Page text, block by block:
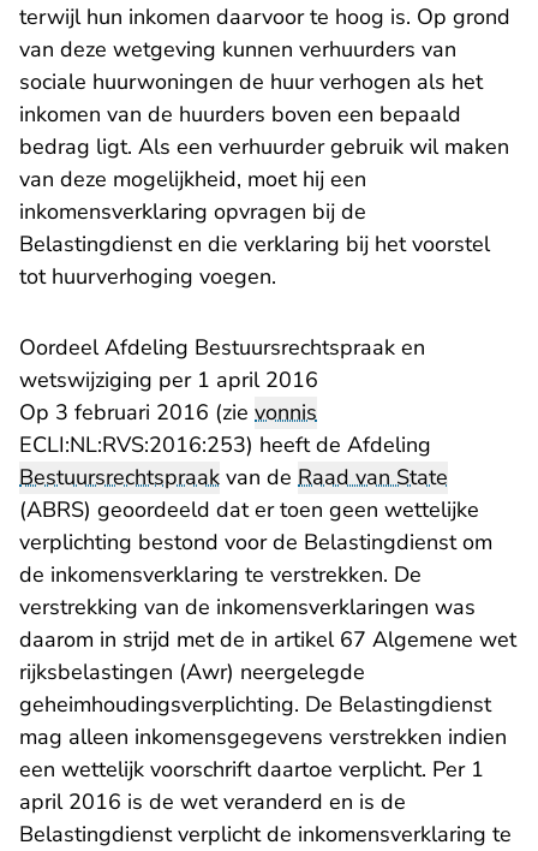
terwijl hun inkomen daarvoor te hoog is. Op grond
van deze wetgeving kunnen verhuurders van
sociale huurwoningen de huur verhogen als het
inkomen van de huurders boven een bepaald
bedrag ligt. Als een verhuurder gebruik wil maken
van deze mogelijkheid, moet hij een
inkomensverklaring opvragen bij de
Belastingdienst en die verklaring bij het voorstel
tot huurverhoging voegen.
Oordeel Afdeling Bestuursrechtspraak en
wetswijziging per 1 april 2016
Op 3 februari 2016 (zie vonnis
ECLI:NL:RVS:2016:253) heeft de Afdeling
Bestuursrechtspraak van de Raad van State
(ABRS) geoordeeld dat er toen geen wettelijke
verplichting bestond voor de Belastingdienst om
de inkomensverklaring te verstrekken. De
verstrekking van de inkomensverklaringen was
daarom in strijd met de in artikel 67 Algemene wet
rijksbelastingen (Awr) neergelegde
geheimhoudingsverplichting. De Belastingdienst
mag alleen inkomensgegevens verstrekken indien
een wettelijk voorschrift daartoe verplicht. Per 1
april 2016 is de wet veranderd en is de
Belastingdienst verplicht de inkomensverklaring te